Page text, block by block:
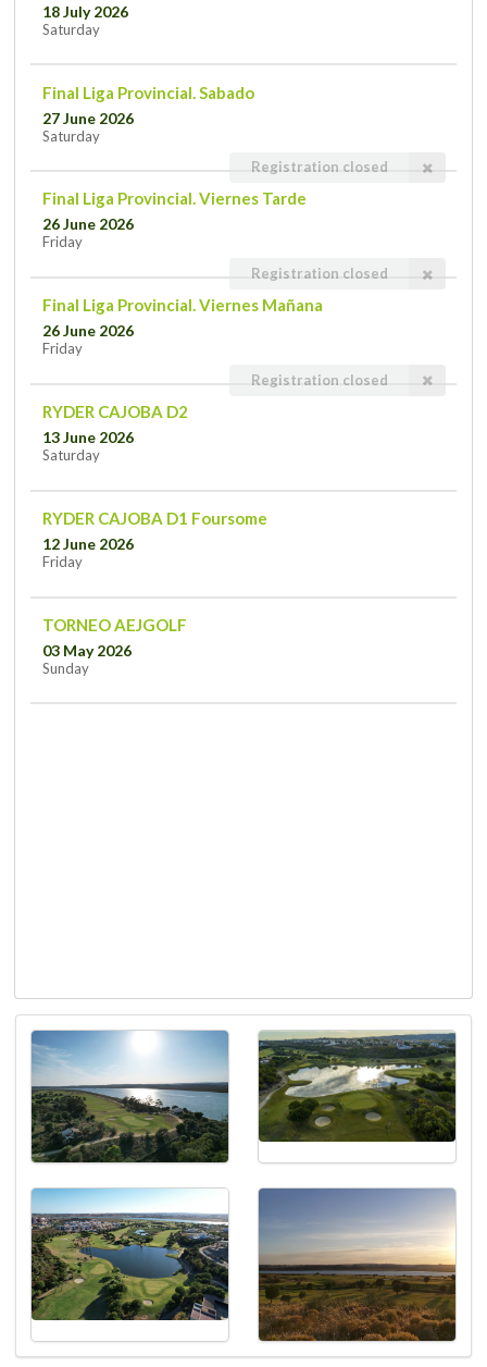
18 July 2026
Saturday
Final Liga Provincial. Sabado
27 June 2026
Saturday
Registration closed
Final Liga Provincial. Viernes Tarde
26 June 2026
Friday
Registration closed
Final Liga Provincial. Viernes Mañana
26 June 2026
Friday
Registration closed
RYDER CAJOBA D2
13 June 2026
Saturday
RYDER CAJOBA D1 Foursome
12 June 2026
Friday
TORNEO AEJGOLF
03 May 2026
Sunday